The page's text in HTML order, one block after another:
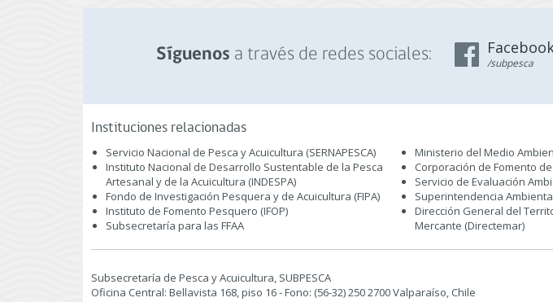
Síguenos a través de redes sociales: /subpesca
Instituciones relacionadas
Servicio Nacional de Pesca y Acuicultura (SERNAPESCA)
Instituto Nacional de Desarrollo Sustentable de la Pesca
Artesanal y de la Acuicultura (INDESPA)
Fondo de Investigación Pesquera y de Acuicultura (FIPA)
Instituto de Fomento Pesquero (IFOP)
Subsecretaría para las FFAA
Ministerio del Medio
Corporación de Fomento de
Servicio de Evaluación
Superintendencia
Dirección General del
Mercante (Directemar)
Subsecretaría de Pesca y Acuicultura, SUBPESCA
Oficina Central: Bellavista 168, piso 16 - Fono: (56-32) 250 2700 Valparaíso, Chile